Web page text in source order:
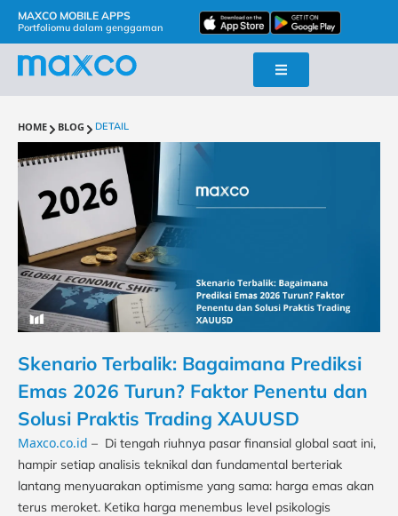
MAXCO MOBILE APPS
Portfoliomu dalam genggaman
HOME BLOG DETAIL
Skenario Terbalik: Bagaimana Prediksi
Emas 2026 Turun? Faktor Penentu dan
Solusi Praktis Trading XAUUSD
Maxco.co.id – Di tengah riuhnya pasar finansial global saat ini,
hampir setiap analisis teknikal dan fundamental berteriak
lantang menyuarakan optimisme yang sama: harga emas akan
terus meroket. Ketika harga menembus level psikologis